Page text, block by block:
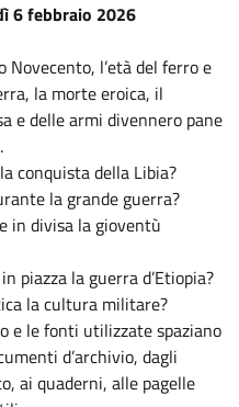
6 febbraio 2026
Novecento, l’età del ferro e
la morte eroica, il
e delle armi divennero pane
conquista della Libia?
la grande guerra?
in divisa la gioventù
piazza la guerra d’Etiopia?
la cultura militare?
e le fonti utilizzate spaziano
d’archivio, dagli
ai quaderni, alle pagelle